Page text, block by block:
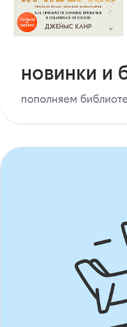
новинки и
пополняем